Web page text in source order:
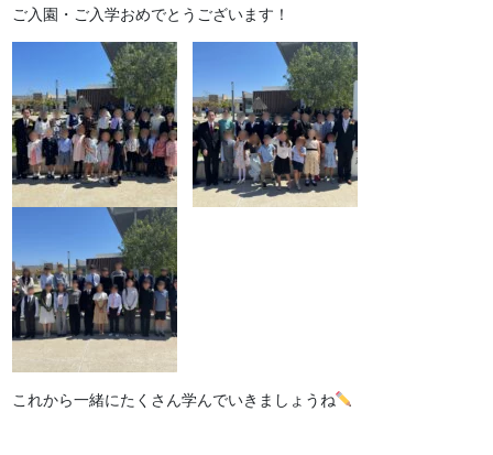
ご入園・ご入学おめでとうございます！
これから一緒にたくさん学んでいきましょうね